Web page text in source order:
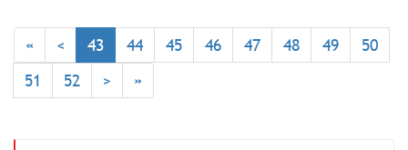
başlığı ile bir açıklama
yaptı. Bahçeli: DEM Parti
« < 43 44 45 46 47 48 49
50
51
52 > »